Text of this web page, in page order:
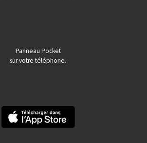
Panneau Pocket
sur votre téléphone.